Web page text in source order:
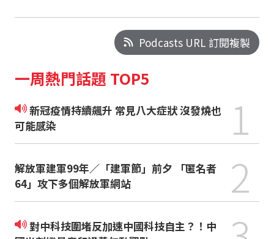
Podcasts URL 訂閱複製
一周熱門話題 TOP5
新冠疫情持續飆升 常見八大症狀 沒發燒也
可能感染
1
解放軍建軍99年／「建軍節」前夕 「匿名者
64」攻下多個解放軍網站
2
對中科技圍堵反加速中國科技自主？！中